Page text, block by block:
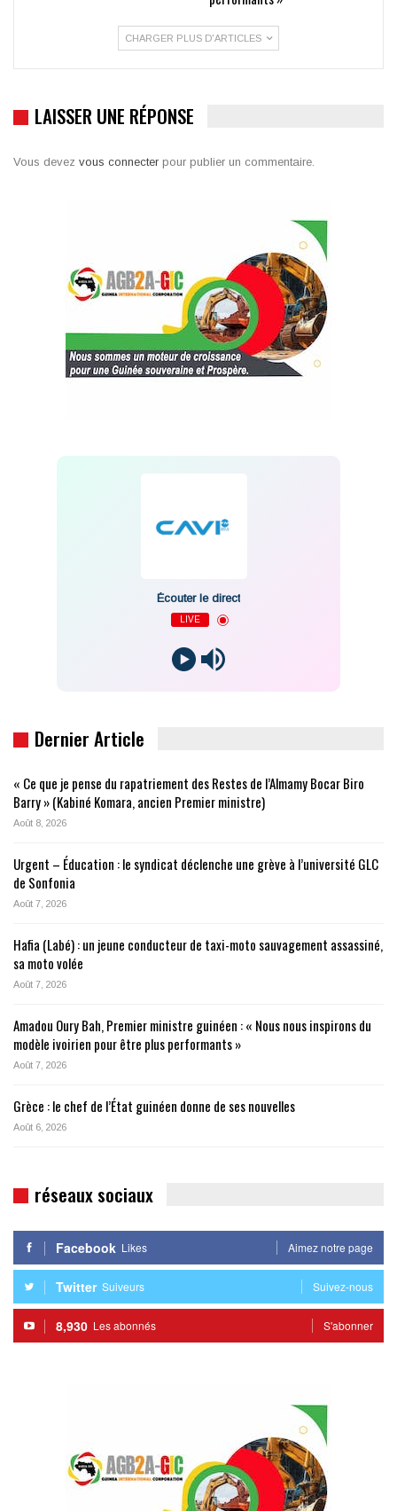
CHARGER PLUS D'ARTICLES
LAISSER UNE RÉPONSE
Vous devez vous connecter pour publier un commentaire.
Écouter le direct
LIVE
Dernier Article
« Ce que je pense du rapatriement des Restes de l’Almamy Bocar Biro
Barry » (Kabiné Komara, ancien Premier ministre)
Août 8, 2026
Urgent – Éducation : le syndicat déclenche une grève à l’université GLC
de Sonfonia
Août 7, 2026
Hafia (Labé) : un jeune conducteur de taxi-moto sauvagement assassiné,
sa moto volée
Août 7, 2026
Amadou Oury Bah, Premier ministre guinéen : « Nous nous inspirons du
modèle ivoirien pour être plus performants »
Août 7, 2026
Grèce : le chef de l’État guinéen donne de ses nouvelles
Août 6, 2026
réseaux sociaux
Facebook Likes Aimez notre page
Twitter Suiveurs Suivez-nous
8,930 Les abonnés S'abonner